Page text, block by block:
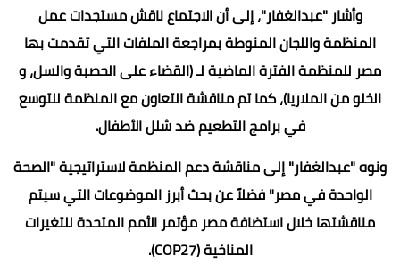
وأشار "عبدالغفار"، إلى أن الاجتماع ناقش مستجدات عمل
المنظمة واللجان المنوطة بمراجعة الملفات التي تقدمت بها
مصر للمنظمة الفترة الماضية لـ (القضاء على الحصبة والسل، و
الخلو من الملاريا)، كما تم مناقشة التعاون مع المنظمة للتوسع
في برامج التطعيم ضد شلل الأطفال.
ونوه "عبدالغفار" إلى مناقشة دعم المنظمة لاستراتيجية "الصحة
الواحدة في مصر" فضلاً عن بحث أبرز الموضوعات التي سيتم
مناقشتها خلال استضافة مصر مؤتمر الأمم المتحدة للتغيرات
المناخية (COP27).